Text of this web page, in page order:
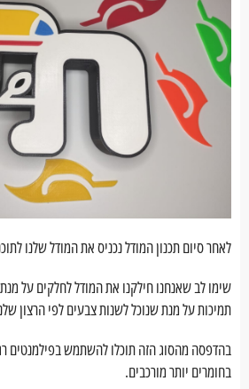
לאחר סיום תכנון המודל נכניס את המודל שלנו
שימו לב שאנחנו חילקנו את המודל לחלקים על
תמיכות על מנת שנוכל לשנות צבעים לפי הרצון
בחומרים יותר מורכבים.